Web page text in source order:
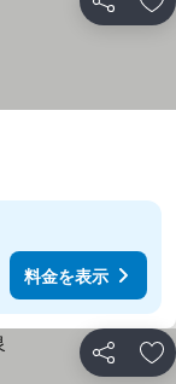
シェア お
料金を表示
シェア お